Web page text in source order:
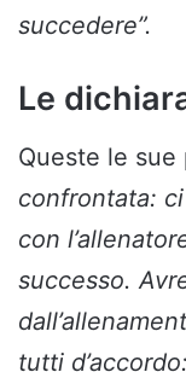
succedere”.
Le
Queste le sue
confrontata:
con
successo.
tutti